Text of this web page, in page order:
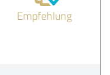
Empfehlung